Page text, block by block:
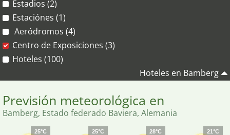
Estadios (2)
Estaciónes (1)
Aeródromos (4)
Centro de Exposiciones (3)
Hoteles (100)
Hoteles en Bamberg
Previsión meteorológica en
Bamberg, Estado federado Baviera, Alemania
25°C
25°C
28°C
21°C